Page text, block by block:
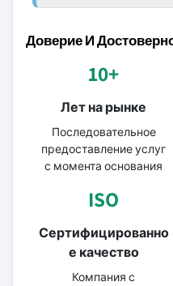
Доверие И
10+
Лет на рынке
Последовательное
предоставление услуг
с момента основания
ISO
Сертифицированно
е качество
Компания с